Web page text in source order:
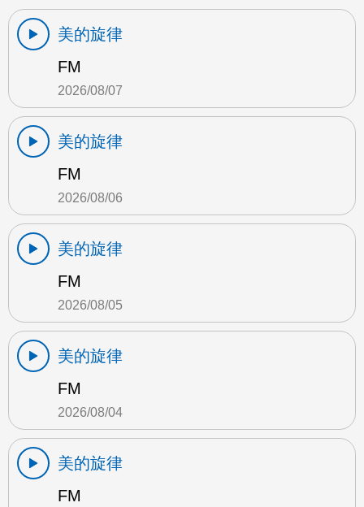
美的旋律
FM
2026/08/07
美的旋律
FM
2026/08/06
美的旋律
FM
2026/08/05
美的旋律
FM
2026/08/04
美的旋律
FM